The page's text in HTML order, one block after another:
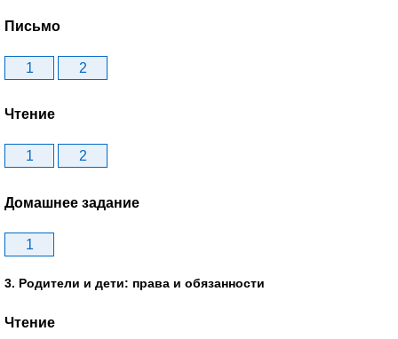
Письмо
1 2
Чтение
1 2
Домашнее задание
1
3. Родители и дети: права и обязанности
Чтение